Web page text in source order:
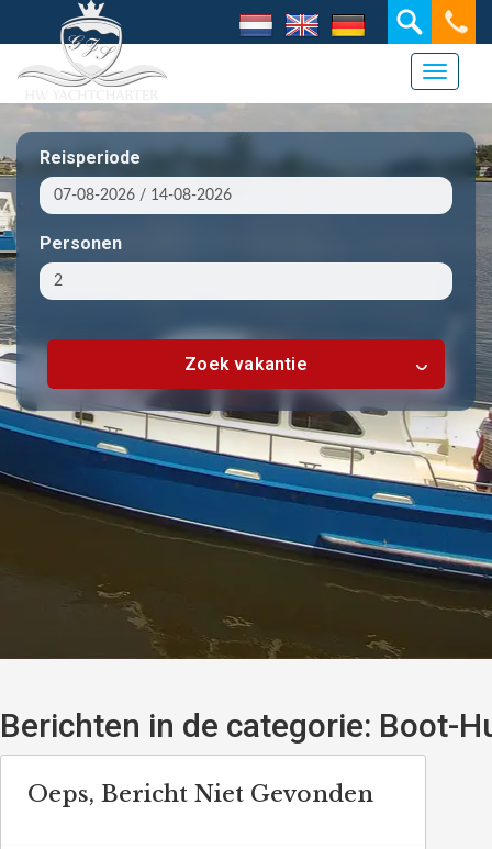
Reisperiode
Personen
Zoek vakantie
Toggle
Berichten in de categorie: Boot-
Oeps, Bericht Niet Gevonden